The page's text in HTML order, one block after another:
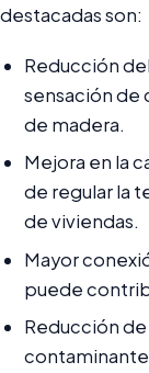
destacadas son:
Reducción
sensación de
de madera.
Mejora en la
de regular la
de viviendas.
Mayor
puede
Reducción